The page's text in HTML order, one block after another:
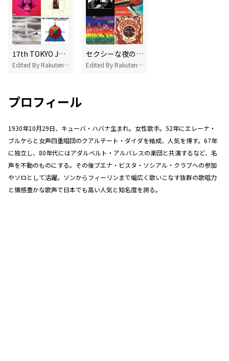
17th TOKYO JAZZ FESTIVAL
Edited By Rakuten Music
セクシーな夜のためのキューバンジャズ
Edited By Rakuten Music
プロフィール
1930年10月29日、キューバ・ハバナ生まれ。女性歌手。52年にエレーナ・
ブルケらと女声四重唱団のクアルテート・ダイダを結成、人気を博す。67年
に独立し、80年代にはアダルベルト・アルバレスの楽団と共演するなど、名
声を不動のものにする。その後ブエナ・ビスタ・ソシアル・クラブへの参加
やソロとして活躍。ソンからフィーリンまで幅広く歌いこなす抜群の歌唱力
と情感豊かな歌声で日本でも高い人気と知名度を誇る。